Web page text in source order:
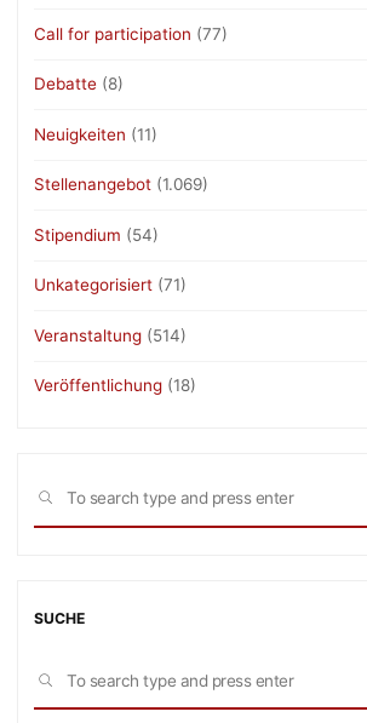
Call for participation (77)
Debatte (8)
Neuigkeiten (11)
Stellenangebot (1.069)
Stipendium (54)
Unkategorisiert (71)
Veranstaltung (514)
Veröffentlichung (18)
SEARCH
SUCHE
SEARCH